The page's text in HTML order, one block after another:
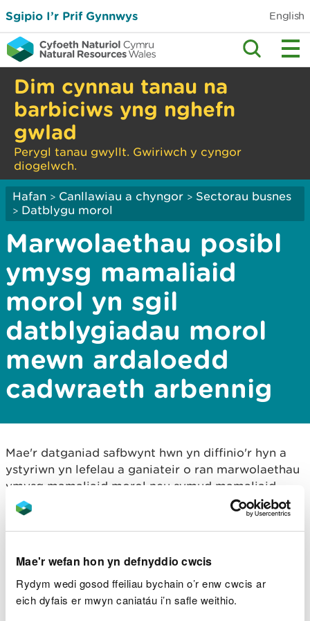
Mae'r wefan hon yn defnyddio cwcis
Rydym wedi gosod ffeiliau bychain o’r enw cwcis ar
eich dyfais er mwyn caniatáu i’n safle weithio.
Sgipio I’r Prif Gynnwys English
Dim cynnau tanau na
barbiciws yng nghefn
gwlad
Perygl tanau gwyllt. Gwiriwch y cyngor
diogelwch.
Hafan > Canllawiau a chyngor > Sectorau busnes
> Datblygu morol
Marwolaethau posibl
ymysg mamaliaid
morol yn sgil
datblygiadau morol
mewn ardaloedd
cadwraeth arbennig
Mae'r datganiad safbwynt hwn yn diffinio'r hyn a
ystyriwn yn lefelau a ganiateir o ran marwolaethau
ymysg mamaliaid morol neu symud mamaliaid
morol heb achosi effaith niweidiol ar integredd
safleoedd fel rhan o asesiad rheoliadau
cynefinoedd.
Fel datblygwr neu ymgynghorydd, gallwch
ddefnyddio'r datganiad safbwynt i helpu i gyflwyno
ceisiadau gyda digon o wybodaeth i ganiatáu i'r